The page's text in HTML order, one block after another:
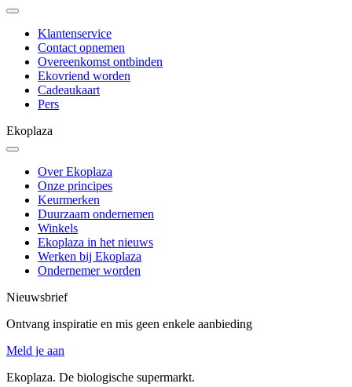
Klantenservice
Contact opnemen
Overeenkomst ontbinden
Ekovriend worden
Cadeaukaart
Pers
Ekoplaza
Over Ekoplaza
Onze principes
Keurmerken
Duurzaam ondernemen
Winkels
Ekoplaza in het nieuws
Werken bij Ekoplaza
Ondernemer worden
Nieuwsbrief
Ontvang inspiratie en mis geen enkele aanbieding
Meld je aan
Ekoplaza. De biologische supermarkt.